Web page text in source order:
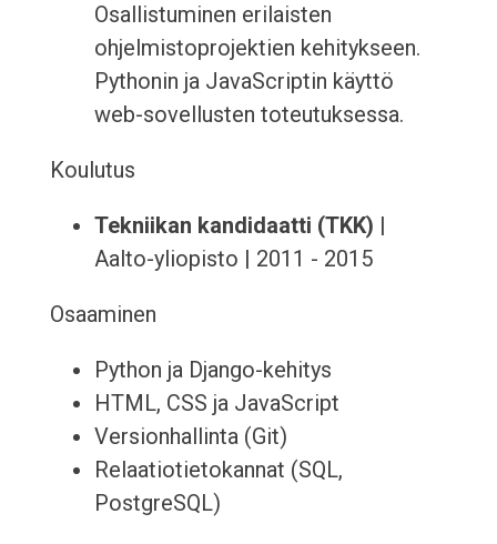
Osallistuminen erilaisten
ohjelmistoprojektien kehitykseen.
Pythonin ja JavaScriptin käyttö
web-sovellusten toteutuksessa.
Koulutus
Tekniikan kandidaatti (TKK) |
Aalto-yliopisto | 2011 - 2015
Osaaminen
Python ja Django-kehitys
HTML, CSS ja JavaScript
Versionhallinta (Git)
Relaatiotietokannat (SQL,
PostgreSQL)